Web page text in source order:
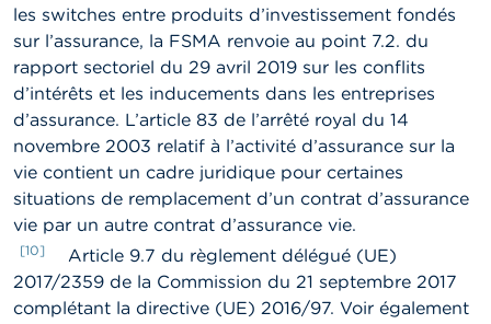
les switches entre produits d’investissement fondés
sur l’assurance, la FSMA renvoie au point 7.2. du
rapport sectoriel du 29 avril 2019 sur les conflits
d’intérêts et les inducements dans les entreprises
d’assurance. L’article 83 de l’arrêté royal du 14
novembre 2003 relatif à l’activité d’assurance sur la
vie contient un cadre juridique pour certaines
situations de remplacement d’un contrat d’assurance
vie par un autre contrat d’assurance vie.
[10]
Article 9.7 du règlement délégué (UE)
2017/2359 de la Commission du 21 septembre 2017
complétant la directive (UE) 2016/97. Voir également